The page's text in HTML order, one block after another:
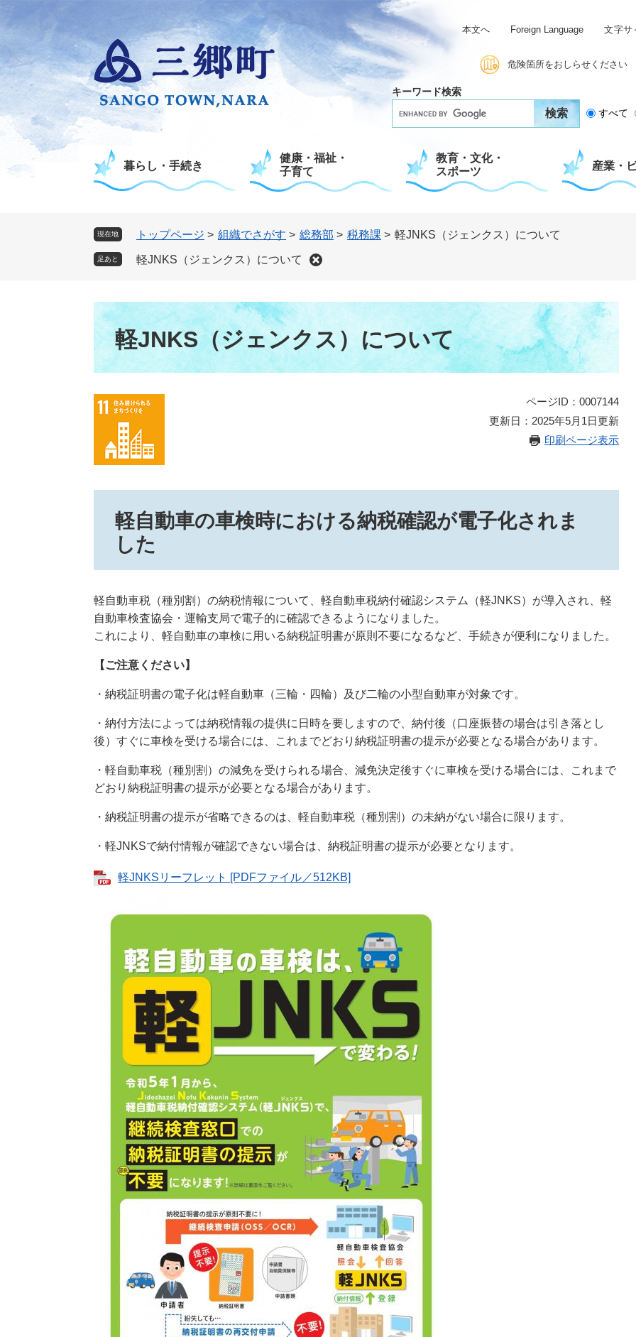
ー
の
先
で
ニ
ー
を
ば
本文へ Foreign Language 文字サ
危険箇所をおしらせください
キーワード検索
ム
検
すべて
暮らし・手続き
健康・福祉・
子育て
教育・文化・
スポーツ
産業・
現在地 トップページ > 組織でさがす > 総務部 > 税務課 > 軽JNKS（ジェンクス）について
足あと 軽JNKS（ジェンクス）について
文
軽JNKS（ジェンクス）について
ページID：0007144
更新日：2025年5月1日更新
印刷ページ表示
軽自動車の車検時における納税確認が電子化されま
した
軽自動車税（種別割）の納税情報について、軽自動車税納付確認システム（軽JNKS）が導入され、軽
自動車検査協会・運輸支局で電子的に確認できるようになりました。
これにより、軽自動車の車検に用いる納税証明書が原則不要になるなど、手続きが便利になりました。
【ご注意ください】
・納税証明書の電子化は軽自動車（三輪・四輪）及び二輪の小型自動車が対象です。
・納付方法によっては納税情報の提供に日時を要しますので、納付後（口座振替の場合は引き落とし
後）すぐに車検を受ける場合には、これまでどおり納税証明書の提示が必要となる場合があります。
・軽自動車税（種別割）の減免を受けられる場合、減免決定後すぐに車検を受ける場合には、これまで
どおり納税証明書の提示が必要となる場合があります。
・納税証明書の提示が省略できるのは、軽自動車税（種別割）の未納がない場合に限ります。
・軽JNKSで納付情報が確認できない場合は、納税証明書の提示が必要となります。
軽JNKSリーフレット [PDFファイル／512KB]